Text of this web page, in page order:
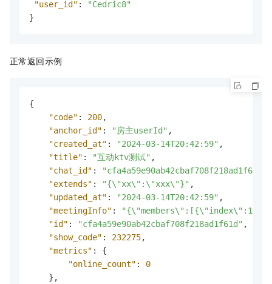
"user_id" :
"Cedric8"
}
正常返回示例
{
"code" : 200,
"anchor_id" : "房主userId" ,
"created_at" : "2024-03-14T20:42:59" ,
"title" : "互动ktv测试" ,
"chat_id" : "cfa4a59e90ab42cbaf708f218ad1f61d"
"extends" : "{\"xx\":\"xxx\"}" ,
"updated_at" : "2024-03-14T20:42:59" ,
"meetingInfo" :
"id" : "cfa4a59e90ab42cbaf708f218ad1f61d" ,
"show_code" : 232275,
"metrics" :
{
"online_count" :
0
} ,